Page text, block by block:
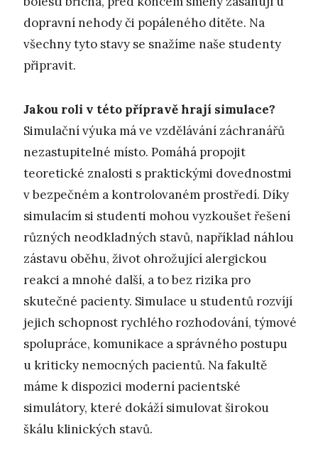
dopravní nehody či popáleného dítěte. Na
všechny tyto stavy se snažíme naše studenty
připravit.
Jakou roli v této přípravě hrají simulace?
Simulační výuka má ve vzdělávání záchranářů
nezastupitelné místo. Pomáhá propojit
teoretické znalosti s praktickými dovednostmi
v bezpečném a kontrolovaném prostředí. Díky
simulacím si studenti mohou vyzkoušet řešení
různých neodkladných stavů, například náhlou
zástavu oběhu, život ohrožující alergickou
reakci a mnohé další, a to bez rizika pro
skutečné pacienty. Simulace u studentů rozvíjí
jejich schopnost rychlého rozhodování, týmové
spolupráce, komunikace a správného postupu
u kriticky nemocných pacientů. Na fakultě
máme k dispozici moderní pacientské
simulátory, které dokáží simulovat širokou
škálu klinických stavů.